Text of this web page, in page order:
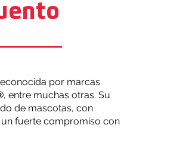
por marcas
, entre muchas otras. Su
de mascotas, con
un fuerte compromiso con